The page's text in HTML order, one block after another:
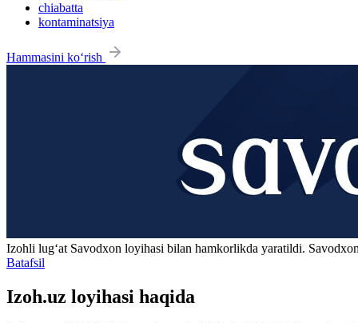
chiabatta
kontaminatsiya
Hammasini ko‘rish
Izohli lugʻat Savodxon loyihasi bilan hamkorlikda yaratildi.
Batafsil
Izoh.uz loyihasi haqida